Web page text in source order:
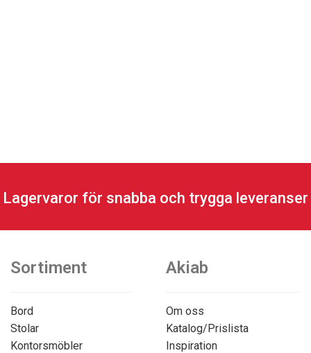
Lagervaror för snabba och trygga leveranser
Sortiment
Bord
Stolar
Kontorsmöbler
Akiab
Om oss
Katalog/Prislista
Inspiration